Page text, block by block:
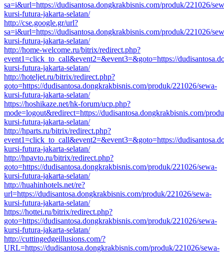
sa=i&url=https://dudisantosa.dongkrakbisnis.com/produk/221026/
kursi-futura-jakarta-selatan/
http://cse.google.gr/url?
sa=i&url=https://dudisantosa.dongkrakbisnis.com/produk/221026/
kursi-futura-jakarta-selatan/
http://home-welcome.ru/bitrix/redirect.php?
event1=click_to_call&event2=&event3=&goto=https://
kursi-futura-jakarta-selatan/
http://hoteljet.ru/bitrix/redirect.php?
goto=https://dudisantosa.dongkrakbisnis.com/produk/221026/sewa-
kursi-futura-jakarta-selatan/
https://hoshikaze.net/hk-forum/ucp.php?
mode=logout&redirect=https://dudisantosa.dongkrakbisnis.com/
kursi-futura-jakarta-selatan/
http://hparts.ru/bitrix/redirect.php?
event1=click_to_call&event2=&event3=&goto=https://
kursi-futura-jakarta-selatan/
http://hpavto.ru/bitrix/redirect.php?
goto=https://dudisantosa.dongkrakbisnis.com/produk/221026/sewa-
kursi-futura-jakarta-selatan/
http://huahinhotels.net/re?
url=https://dudisantosa.dongkrakbisnis.com/produk/221026/sewa-
kursi-futura-jakarta-selatan/
https://hottei.ru/bitrix/redirect.php?
goto=https://dudisantosa.dongkrakbisnis.com/produk/221026/sewa-
kursi-futura-jakarta-selatan/
http://cuttingedgeillusions.com/?
URL=https://dudisantosa.dongkrakbisnis.com/produk/221026/sewa-